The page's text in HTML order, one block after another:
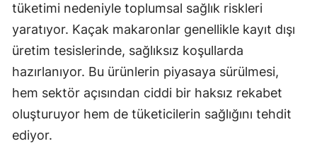
Iğdır
Yalova
Karabük
tüketimi nedeniyle toplumsal sağlık riskleri
yaratıyor. Kaçak makaronlar genellikle kayıt dışı
üretim tesislerinde, sağlıksız koşullarda
hazırlanıyor. Bu ürünlerin piyasaya sürülmesi,
hem sektör açısından ciddi bir haksız rekabet
oluşturuyor hem de tüketicilerin sağlığını tehdit
ediyor.